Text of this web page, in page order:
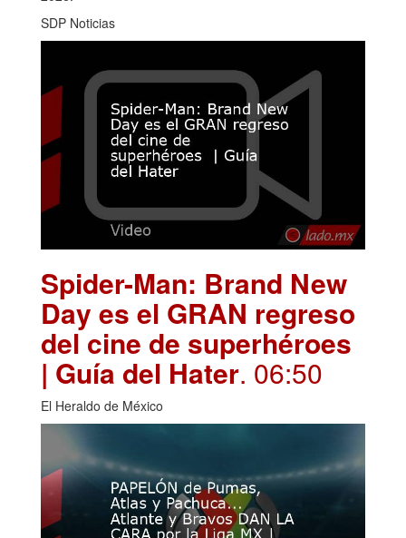
SDP Noticias
Spider-Man: Brand New
Day es el GRAN regreso
del cine de superhéroes
| Guía del Hater. 06:50
El Heraldo de México